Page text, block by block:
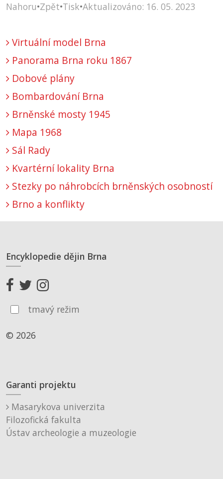
Nahoru•Zpět•Tisk•Aktualizováno: 16. 05. 2023
Virtuální model Brna
Panorama Brna roku 1867
Dobové plány
Bombardování Brna
Brněnské mosty 1945
Mapa 1968
Sál Rady
Kvartérní lokality Brna
Stezky po náhrobcích brněnských osobností
Brno a konflikty
Encyklopedie dějin Brna
tmavý režim
© 2026
Garanti projektu
Masarykova univerzita
Filozofická fakulta
Ústav archeologie a muzeologie